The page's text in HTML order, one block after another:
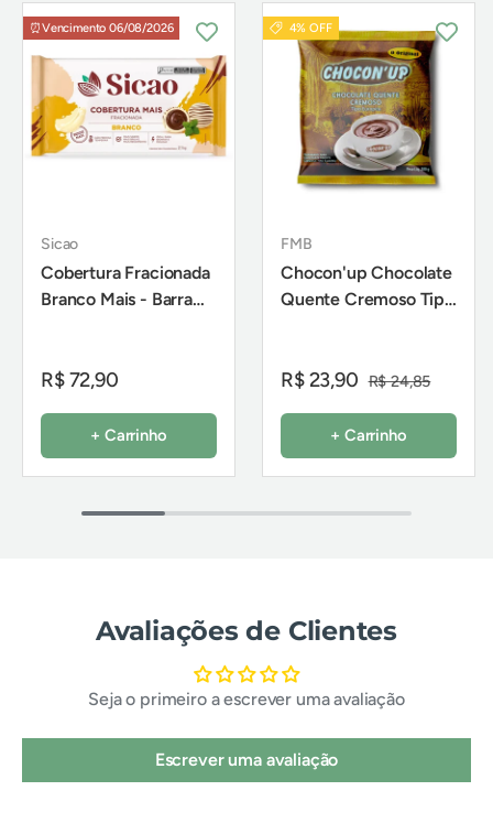
⏰Vencimento 06/08/2026
Sicao
Cobertura Fracionada
Branco Mais - Barra
R$ 72,90
+ Carrinho
4% OFF
FMB
Chocon'up Chocolate
Quente Cremoso Tipo
R$ 23,90 R$ 24,85
+ Carrinho
Avaliações de Clientes
Seja o primeiro a escrever uma avaliação
Escrever uma avaliação